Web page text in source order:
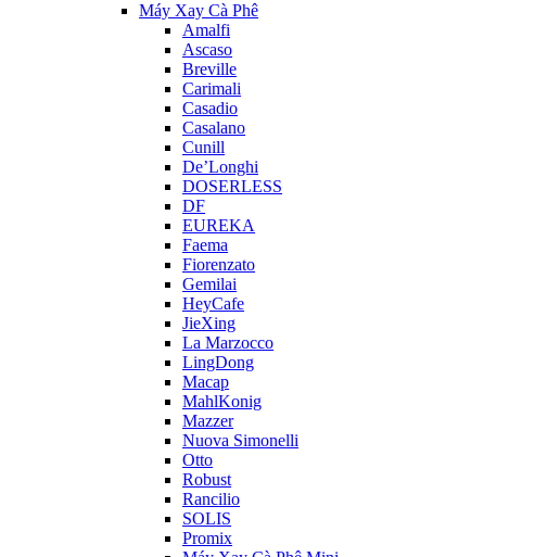
Máy Xay Cà Phê
Amalfi
Ascaso
Breville
Carimali
Casadio
Casalano
Cunill
De’Longhi
DOSERLESS
DF
EUREKA
Faema
Fiorenzato
Gemilai
HeyCafe
JieXing
La Marzocco
LingDong
Macap
MahlKonig
Mazzer
Nuova Simonelli
Otto
Robust
Rancilio
SOLIS
Promix